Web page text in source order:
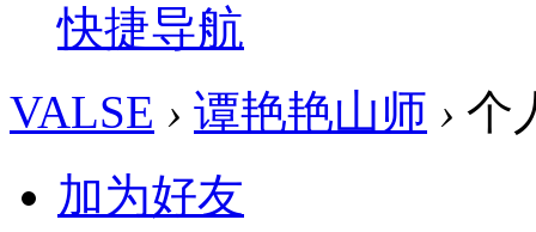
快捷导航
VALSE › 谭艳艳山师 › 个
加为好友